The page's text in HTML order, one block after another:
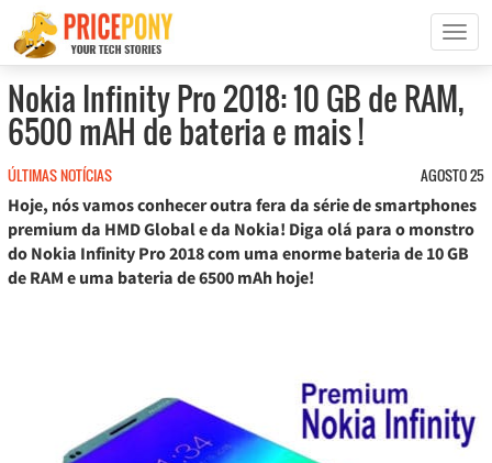
T
o
g
g
n
v
i
g
Nokia Infinity Pro 2018: 10 GB de RAM,
6500 mAH de bateria e mais !
ÚLTIMAS NOTÍCIAS
AGOSTO 25
Hoje, nós vamos conhecer outra fera da série de smartphones
premium da HMD Global e da Nokia! Diga olá para o monstro
do Nokia Infinity Pro 2018 com uma enorme bateria de 10 GB
de RAM e uma bateria de 6500 mAh hoje!